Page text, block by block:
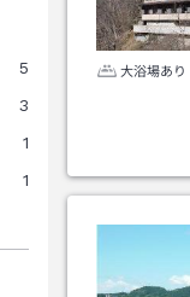
5
3
1
1
大浴場あり